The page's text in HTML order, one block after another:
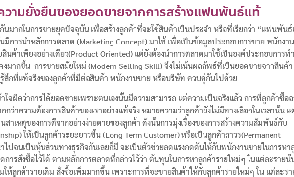
วามยั่งยืนของยอดขายจากการสร้างแฟนพันธ์แท้
นมากในการขายยุคปัจจุบัน เพื่อสร้างลูกค้าที่จะใช้สินค้าเป็นประจำ หรือที่เรียกว่า “แฟนพัน
มีการนำหลักการตลาด (Marketing Concept) มาใช้ เพื่อเป็นข้อมูลประกอบการขาย พนักงา
นค้าเพียงอย่างเดียว(Product Oriented) แต่ยังต้องนำการตลาดมาใช้เป็นองค์ประกอบการท
มากขึ้น การขายสมัยใหม่ (Modern Selling Skill) จึงไม่เน้นผลลัพธ์ที่เป็นยอดขายจากสินค้า
รู้สึกที่แท้จริงของลูกค้าที่มีต่อสินค้า พนักงานขาย หรือบริษัท ควบคู่กันไปด้วย
จผิดว่าการได้ยอดขายเพราะตนเองนั้นมีความสามารถ แต่ความเป็นจริงแล้ว การที่ลูกค้าซื้อ
กว่าความต้องการสินค้าของเราอย่างแท้จริง หมายความว่าลูกค้ายังไม่มีทางเลือกในเวลานั้น แ
สาเหตุของการตีจากอย่างง่ายดายของลูกค้า ดังนั้นการมุ่งเรื่องของการสร้างความสัมพันธ์กับ
ให้เป็นลูกค้าระยะยาวขึ้น (Long Term Customer) หรือเป็นลูกค้าถาวร(Permanent
ไปจนเป็นหุ้นส่วนทางธุรกิจกันเลยก็มี จะเป็นตัวช่วยลดแรงกดดันให้กับพนักงานขายในการหา
การสั่งซื้อไว้ได้ ตามหลักการตลาดที่กล่าวไว้ว่า ต้นทุนในการหาลูกค้ารายใหม่ๆ ในแต่ละรายนั้
ห้ลูกค้ารายเดิม สั่งซื้อเพิ่มมากขึ้น เพราะการที่จะขายสินค้าให้กับลูกค้ารายใหม่ๆ ใน แต่ละร